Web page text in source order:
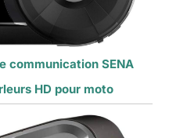
communication SENA
HD pour moto